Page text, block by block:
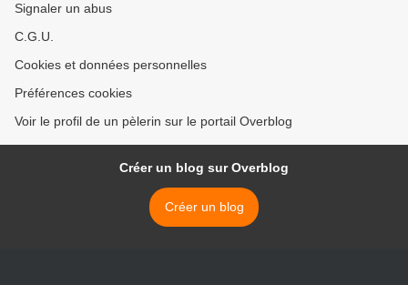
Signaler un abus
C.G.U.
Cookies et données personnelles
Préférences cookies
Voir le profil de un pèlerin sur le portail Overblog
Créer un blog sur Overblog
Créer un blog